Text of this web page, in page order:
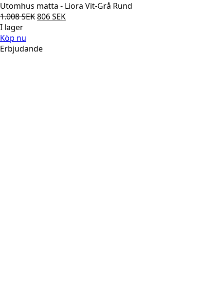
Utomhus matta - Liora Vit-Grå Rund
1.008SEKDet
var:
806SEKDet
I lager
Köp nu
Erbjudande